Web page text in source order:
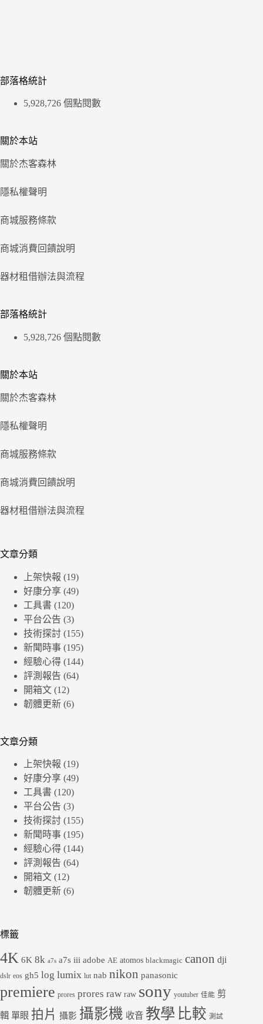
部落格統計
5,928,726 個點閱數
關於本站
關於杰客森林
隱私權聲明
商城服務條款
商城消費回饋說明
器材租借辦法與流程
部落格統計
5,928,726 個點閱數
關於本站
關於杰客森林
隱私權聲明
商城服務條款
商城消費回饋說明
器材租借辦法與流程
文章分類
上架快報 (19)
好康分享 (49)
工具書 (120)
平台公告 (3)
技術探討 (155)
新聞時事 (195)
經驗心得 (144)
評測報告 (64)
開箱文 (12)
韌體更新 (6)
文章分類
上架快報 (19)
好康分享 (49)
工具書 (120)
平台公告 (3)
技術探討 (155)
新聞時事 (195)
經驗心得 (144)
評測報告 (64)
開箱文 (12)
韌體更新 (6)
標籤
4K 6K 8k a7s a7s iii adobe AE atomos blackmagic canon dji
dslr eos gh5 log lumix lut nab nikon panasonic
premiere prores prores raw raw sony youtuber 佳能 剪
輯 單眼 拍片 攝影 攝影機 收音 教學 比較 測試